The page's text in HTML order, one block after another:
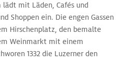
lädt mit Läden, Cafés und
Shoppen ein. Die engen Gassen
Hirschenplatz, den bemalte
Weinmarkt mit einem
1332 die Luzerner den